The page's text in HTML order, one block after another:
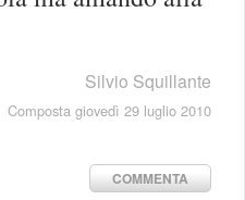
Silvio Squillante
Composta giovedì 29 luglio 2010
COMMENTA